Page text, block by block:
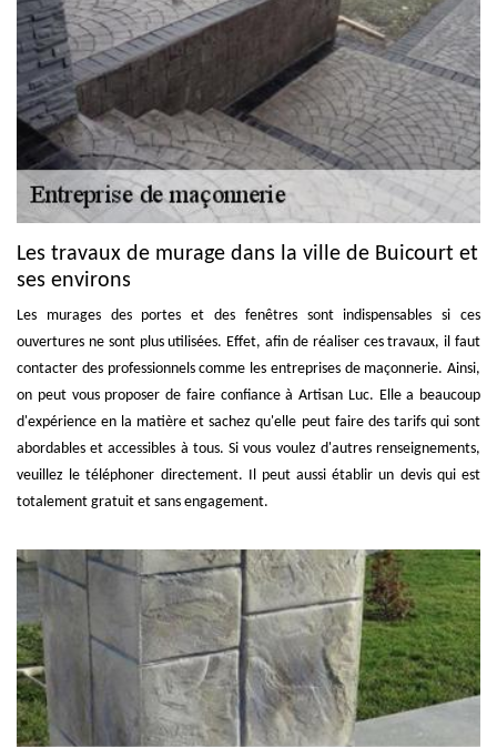
Les travaux de murage dans la ville de Buicourt et
ses environs
Les murages des portes et des fenêtres sont indispensables si ces
ouvertures ne sont plus utilisées. Effet, afin de réaliser ces travaux, il faut
contacter des professionnels comme les entreprises de maçonnerie. Ainsi,
on peut vous proposer de faire confiance à Artisan Luc. Elle a beaucoup
d'expérience en la matière et sachez qu'elle peut faire des tarifs qui sont
abordables et accessibles à tous. Si vous voulez d'autres renseignements,
veuillez le téléphoner directement. Il peut aussi établir un devis qui est
totalement gratuit et sans engagement.